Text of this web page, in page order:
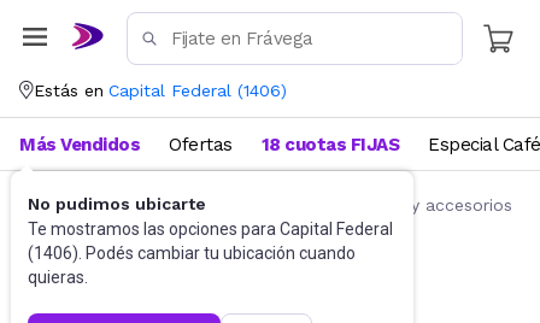
Estás en Capital Federal (1406)
No pudimos ubicarte
Te mostramos las opciones para Capital Federal
(1406). Podés cambiar tu ubicación cuando
quieras.
Más Vendidos Ofertas 18 cuotas FIJAS Especial Café
Accesorios para autos y motos Repuestos y accesorios